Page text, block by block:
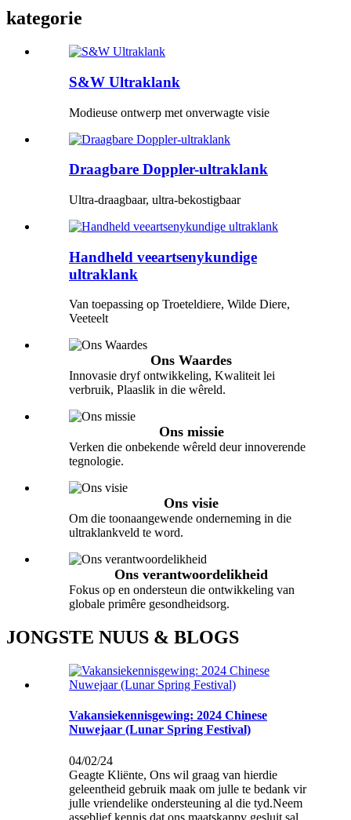
kategorie
S&W Ultraklank
Modieuse ontwerp met onverwagte visie
Draagbare Doppler-ultraklank
Ultra-draagbaar, ultra-bekostigbaar
Handheld veeartsenykundige
ultraklank
Van toepassing op Troeteldiere, Wilde Diere,
Veeteelt
Ons Waardes
Innovasie dryf ontwikkeling, Kwaliteit lei
verbruik, Plaaslik in die wêreld.
Ons missie
Verken die onbekende wêreld deur innoverende
tegnologie.
Ons visie
Om die toonaangewende onderneming in die
ultraklankveld te word.
Ons verantwoordelikheid
Fokus op en ondersteun die ontwikkeling van
globale primêre gesondheidsorg.
JONGSTE NUUS & BLOGS
Vakansiekennisgewing: 2024 Chinese
Nuwejaar (Lunar Spring Festival)
04/02/24
Geagte Kliënte, Ons wil graag van hierdie
geleentheid gebruik maak om julle te bedank vir
julle vriendelike ondersteuning al die tyd.Neem
asseblief kennis dat ons maatskappy gesluit sal